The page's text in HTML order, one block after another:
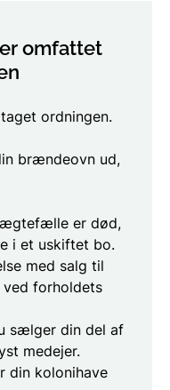
omfattet
ordningen.
brændeovn ud,
er død,
i et uskiftet bo.
med salg til
forholdets
sælger din del af
medejer.
din kolonihave